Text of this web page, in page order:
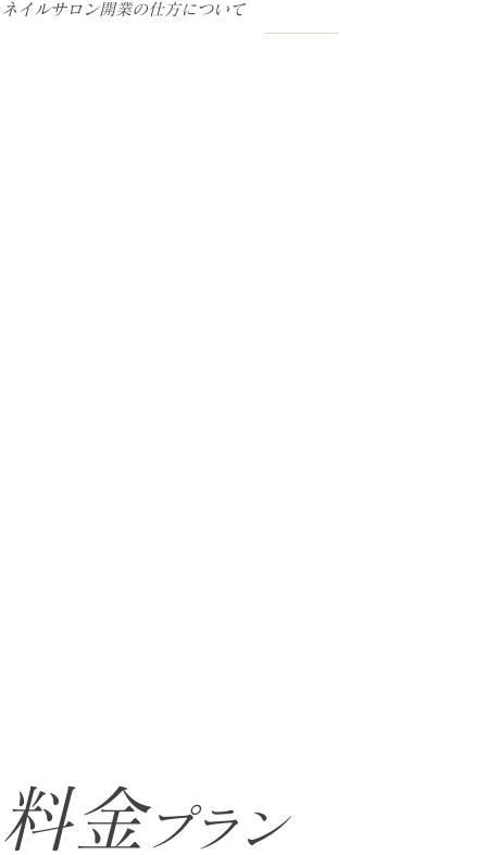
ネイルサロン開業の仕方について
​料金プラン